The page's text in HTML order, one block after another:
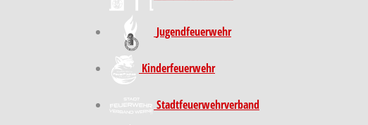
Jugendfeuerwehr
Kinder­feuer­wehr
Stadt­feuer­wehr­verband